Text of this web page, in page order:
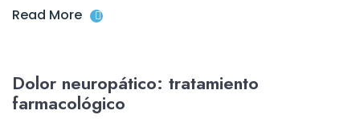
Read More
Dolor neuropático: tratamiento
farmacológico